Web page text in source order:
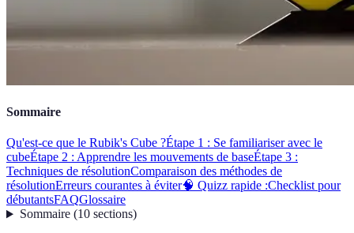
Sommaire
Qu'est-ce que le Rubik's Cube ?Étape 1 : Se familiariser avec le
cubeÉtape 2 : Apprendre les mouvements de baseÉtape 3 :
Techniques de résolutionComparaison des méthodes de
résolutionErreurs courantes à éviter🧠 Quizz rapide :Checklist pour
débutantsFAQGlossaire
Sommaire(10 sections)